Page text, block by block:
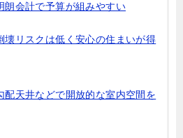
朗会計で予算が組みやすい
壊リスクは低く安心の住まいが得
配天井などで開放的な室内空間を